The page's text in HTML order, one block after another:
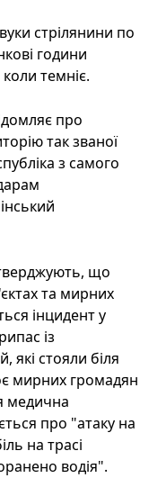
стрілянини по
години
темніє.
про
так званої
з самого
що
та мирних
інцидент у
із
які стояли біля
мирних громадян
медична
про "атаку на
на трасі
водія".